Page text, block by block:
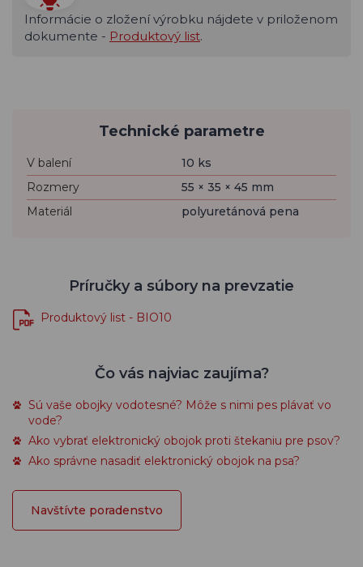
Informácie o zložení výrobku nájdete v priloženom
dokumente - Produktový list.
Technické parametre
V balení
10 ks
Rozmery
55 × 35 × 45 mm
Materiál
polyuretánová pena
Príručky a súbory na prevzatie
Produktový list - BIO10
Čo vás najviac zaujíma?
Sú vaše obojky vodotesné? Môže s nimi pes plávať vo
vode?
Ako vybrať elektronický obojok proti štekaniu pre psov?
Ako správne nasadiť elektronický obojok na psa?
Navštívte poradenstvo